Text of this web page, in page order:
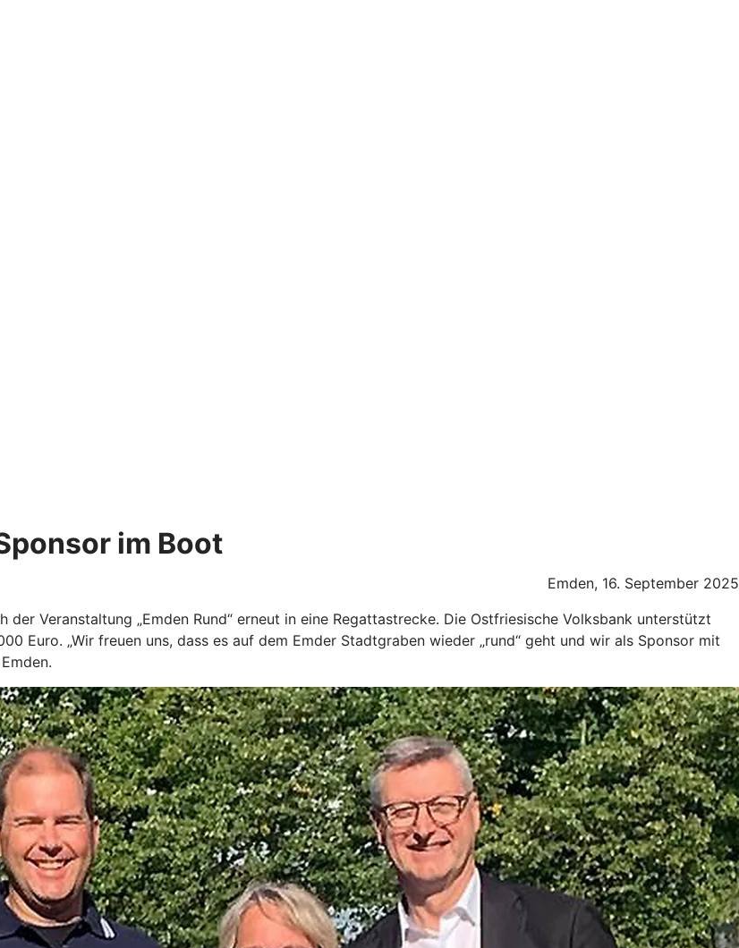
im Boot
Emden, 16. September 2025
Veranstaltung „Emden Rund“ erneut in eine Regattastrecke. Die Ostfriesische Volksbank unterstützt
Euro. „Wir freuen uns, dass es auf dem Emder Stadtgraben wieder „rund“ geht und wir als Sponsor mit